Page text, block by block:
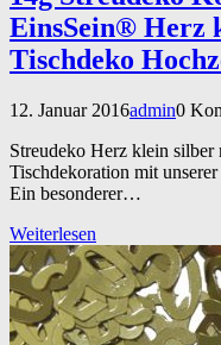
EinsSein® Herz
Tischdeko
12. Januar 2016admin0
Streudeko Herz klein
Tischdekoration mit
Ein besonderer…
Weiterlesen